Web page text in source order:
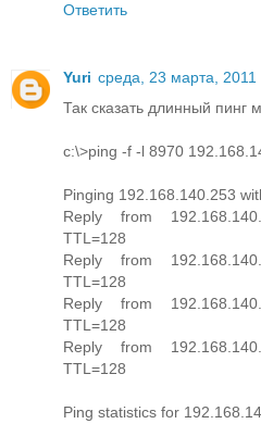
Ответить
Yuri среда, 23 марта, 2011
Так сказать длинный пинг
c:\>ping -f -l 8970
Pinging 192.168.140.253
Reply from
TTL=128
Reply from
TTL=128
Reply from
TTL=128
Reply from
TTL=128
Ping statistics for